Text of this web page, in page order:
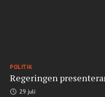
POLITIK
Regeringen
29 juli